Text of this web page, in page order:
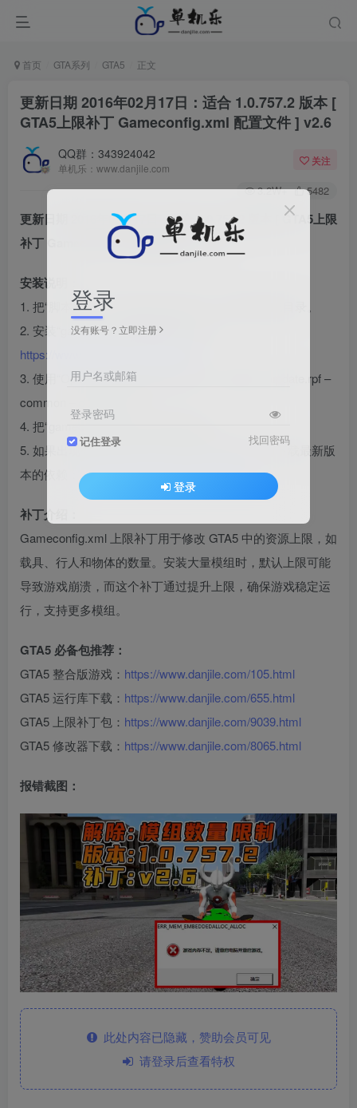
首页 GTA系列 GTA5 正文
更新日期 2016年02月17日：适合 1.0.757.2 版本 [
GTA5上限补丁 Gameconfig.xml 配置文件 ] v2.6
QQ群：343924042
单机乐：www.danjile.com
关注
3.2W+ 5482
更新日期 2016年02月17日：适合 1.0.757.2 版本 [ GTA5上限
补丁 Gameconfig.xml 配置文件 ] v2.6
安装说明：
1. 把“脚本文件”文件夹内的 所有文件，解压到游戏目录。
2. 安装“gameconfig”需要下载OpenIV：
https://www.danjile.com/8057.html
3. 使用“OpenIV”打开游戏目录 [ 进入：update – update.rpf –
common – data ] 路径，
4. 把“gameconfig”文本文档 解压进去。
5. 如果出现 Script Hook V Critical Error 报错，请下载最新版
本的依赖： https://www.danjile.com/8074.html
补丁介绍：
Gameconfig.xml 上限补丁用于修改 GTA5 中的资源上限，如
载具、行人和物体的数量。安装大量模组时，默认上限可能
导致游戏崩溃，而这个补丁通过提升上限，确保游戏稳定运
行，支持更多模组。
GTA5 必备包推荐：
GTA5 整合版游戏： https://www.danjile.com/105.html
GTA5 运行库下载： https://www.danjile.com/655.html
GTA5 上限补丁包： https://www.danjile.com/9039.html
GTA5 修改器下载： https://www.danjile.com/8065.html
报错截图：
此处内容已隐藏，赞助会员可见
请登录后查看特权
登录
没有账号？立即注册
用户名或邮箱
登录密码
记住登录 找回密码
登录